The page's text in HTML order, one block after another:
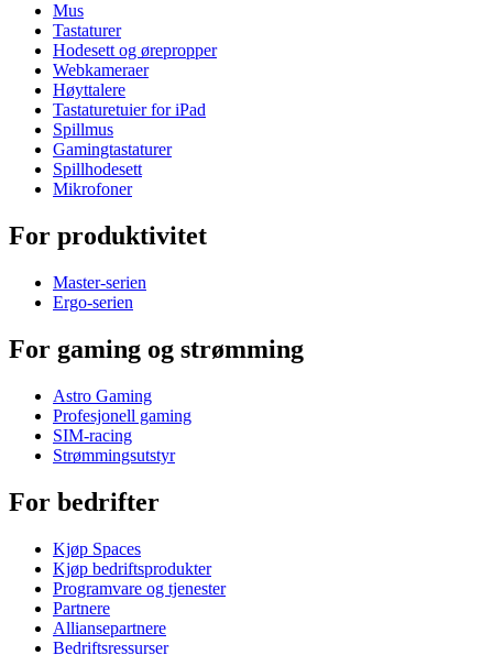
Mus
Tastaturer
Hodesett og ørepropper
Webkameraer
Høyttalere
Tastaturetuier for iPad
Spillmus
Gamingtastaturer
Spillhodesett
Mikrofoner
For produktivitet
Master-serien
Ergo-serien
For gaming og strømming
Astro Gaming
Profesjonell gaming
SIM-racing
Strømmingsutstyr
For bedrifter
Kjøp Spaces
Kjøp bedriftsprodukter
Programvare og tjenester
Partnere
Alliansepartnere
Bedriftsressurser